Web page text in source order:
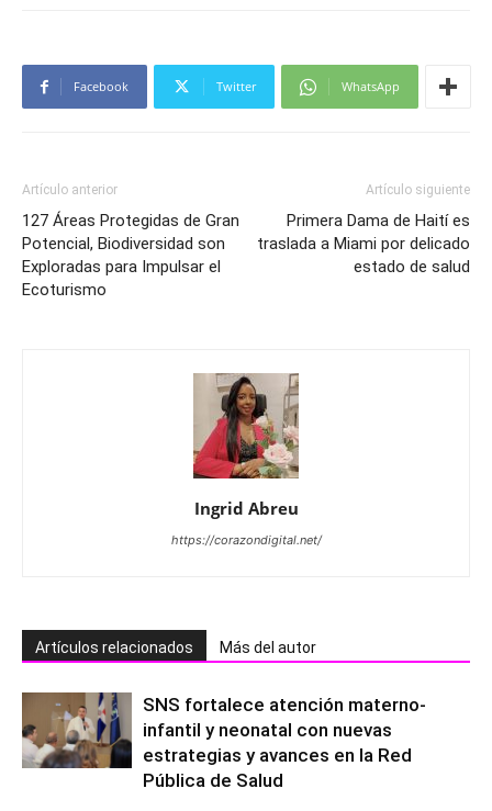
Facebook Twitter WhatsApp
Artículo anterior
127 Áreas Protegidas de Gran
Potencial, Biodiversidad son
Exploradas para Impulsar el
Ecoturismo
Artículo siguiente
Primera Dama de Haití es
traslada a Miami por delicado
estado de salud
Ingrid Abreu
https://corazondigital.net/
Artículos relacionados Más del autor
SNS fortalece atención materno-
infantil y neonatal con nuevas
estrategias y avances en la Red
Pública de Salud